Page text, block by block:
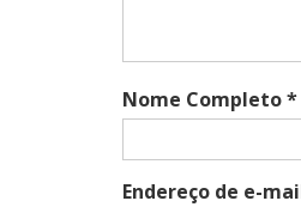
Nome Completo *
Endereço de e-